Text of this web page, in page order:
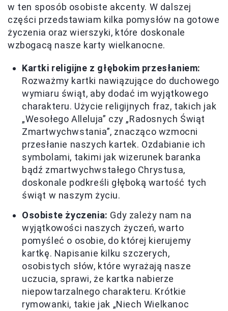
w ten sposób osobiste akcenty. W dalszej
części przedstawiam kilka pomysłów na gotowe
życzenia oraz wierszyki, które doskonale
wzbogacą nasze karty wielkanocne.
Kartki religijne z głębokim przesłaniem:
Rozważmy kartki nawiązujące do duchowego
wymiaru świąt, aby dodać im wyjątkowego
charakteru. Użycie religijnych fraz, takich jak
„Wesołego Alleluja” czy „Radosnych Świąt
Zmartwychwstania”, znacząco wzmocni
przesłanie naszych kartek. Ozdabianie ich
symbolami, takimi jak wizerunek baranka
bądź zmartwychwstałego Chrystusa,
doskonale podkreśli głęboką wartość tych
świąt w naszym życiu.
Osobiste życzenia: Gdy zależy nam na
wyjątkowości naszych życzeń, warto
pomyśleć o osobie, do której kierujemy
kartkę. Napisanie kilku szczerych,
osobistych słów, które wyrażają nasze
uczucia, sprawi, że kartka nabierze
niepowtarzalnego charakteru. Krótkie
rymowanki, takie jak „Niech Wielkanoc